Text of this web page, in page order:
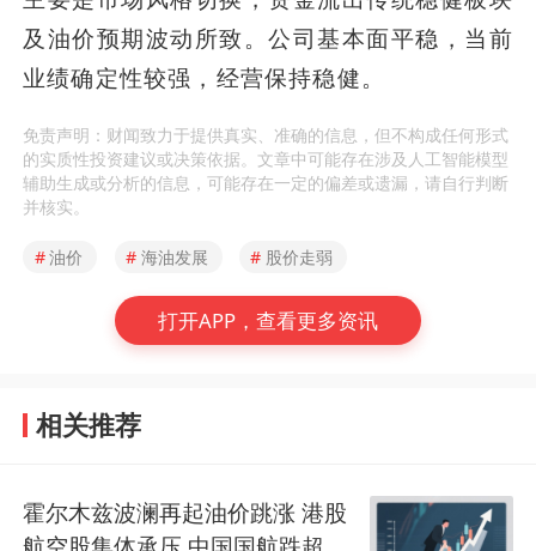
及油价预期波动所致。公司基本面平稳，当前
业绩确定性较强，经营保持稳健。
免责声明：财闻致力于提供真实、准确的信息，但不构成任何形式
的实质性投资建议或决策依据。文章中可能存在涉及人工智能模型
辅助生成或分析的信息，可能存在一定的偏差或遗漏，请自行判断
并核实。
#油价 # 海油发展 # 股价走弱
打开APP，查看更多资讯
相关推荐
霍尔木兹波澜再起油价跳涨 港股